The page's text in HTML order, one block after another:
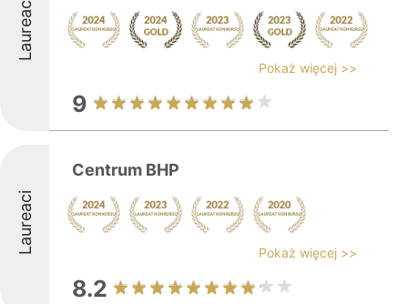
Laureaci
Pokaż więcej >>
9
Laureaci
Centrum BHP
Pokaż więcej >>
8.2